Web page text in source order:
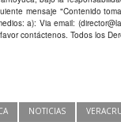
mensaje "Contenido
a): Via email: (
contáctenos . Todos los
NOTICIAS